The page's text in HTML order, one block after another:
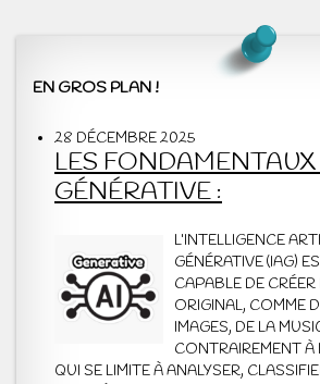
EN GROS PLAN !
28 DÉCEMBRE 2025
LES FONDAMENTAUX
GÉNÉRATIVE :
L’INTELLIGENCE
GÉNÉRATIVE (IAG)
CAPABLE DE
ORIGINAL, COMME
IMAGES, DE LA
CONTRAIREMENT À
QUI SE LIMITE À ANALYSER,